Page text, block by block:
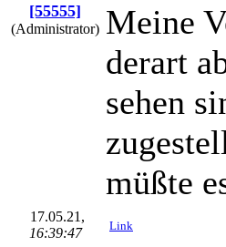
[55555]
(Administrator) Meine
derart
sehen
müßte
17.05.21,
16:39:47
Link